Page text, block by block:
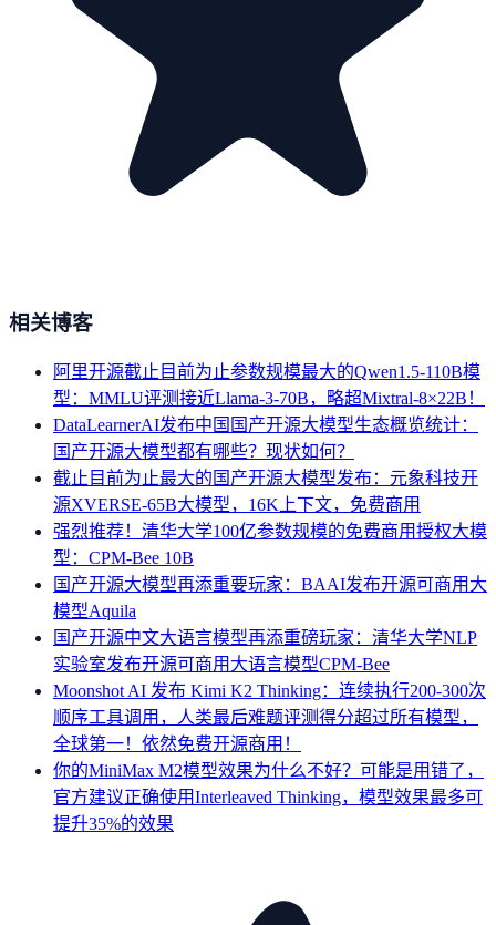
相关博客
阿里开源截止目前为止参数规模最大的Qwen1.5-110B模
型：MMLU评测接近Llama-3-70B，略超Mixtral-8×22B！
DataLearnerAI发布中国国产开源大模型生态概览统计：
国产开源大模型都有哪些？现状如何？
截止目前为止最大的国产开源大模型发布：元象科技开
源XVERSE-65B大模型，16K上下文，免费商用
强烈推荐！清华大学100亿参数规模的免费商用授权大模
型：CPM-Bee 10B
国产开源大模型再添重要玩家：BAAI发布开源可商用大
模型Aquila
国产开源中文大语言模型再添重磅玩家：清华大学NLP
实验室发布开源可商用大语言模型CPM-Bee
Moonshot AI 发布 Kimi K2 Thinking：连续执行200-300次
顺序工具调用，人类最后难题评测得分超过所有模型，
全球第一！依然免费开源商用！
你的MiniMax M2模型效果为什么不好？可能是用错了，
官方建议正确使用Interleaved Thinking，模型效果最多可
提升35%的效果